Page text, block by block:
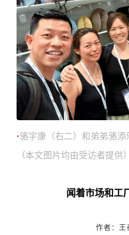
·骆宇康（右二）和弟弟骆添
（本文图片均由受访者提供）
闻着市场和工
作者：